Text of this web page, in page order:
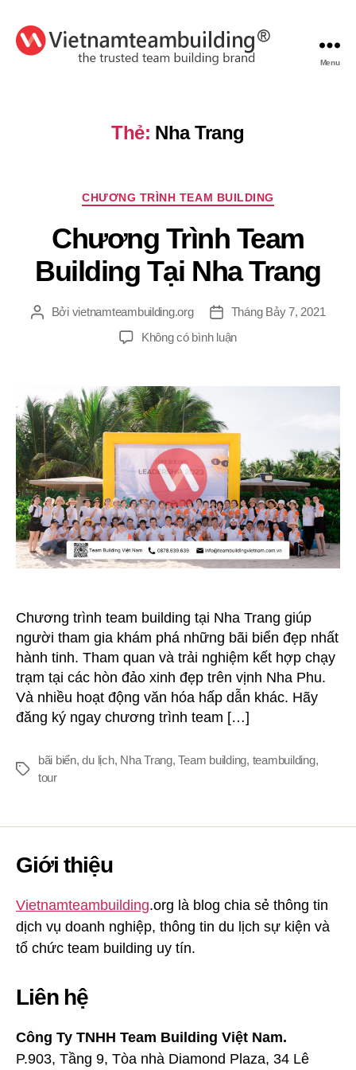
Menu
Thẻ: Nha Trang
Chuyên
CHƯƠNG TRÌNH TEAM BUILDING
Chương Trình Team
Building Tại Nha Trang
TácBởi vietnamteambuilding.org
Ngày
đăng
Tháng Bảy 7, 2021
Không có bình luậnở
Team
Nha
Trang
Chương trình team building tại Nha Trang giúp
người tham gia khám phá những bãi biển đẹp nhất
hành tinh. Tham quan và trải nghiệm kết hợp chạy
trạm tại các hòn đảo xinh đẹp trên vịnh Nha Phu.
Và nhiều hoạt động văn hóa hấp dẫn khác. Hãy
đăng ký ngay chương trình team […]
Thẻ
bãi biển,du lịch, Nha Trang,Team building, teambuilding,
tour
Giới thiệu
Vietnamteambuilding.org là blog chia sẻ thông tin
dịch vụ doanh nghiệp, thông tin du lịch sự kiện và
tổ chức team building uy tín.
Liên hệ
Công Ty TNHH Team Building Việt Nam.
P.903, Tầng 9, Tòa nhà Diamond Plaza, 34 Lê